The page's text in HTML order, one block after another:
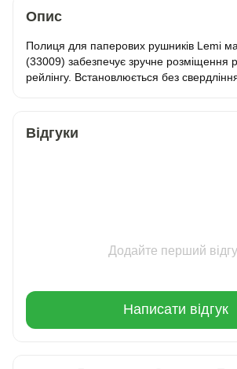
Опис
Полиця для паперових рушників Lemi
(33009) забезпечує зручне розміщення
рейлінгу. Встановлюється без
Відгуки
Додайте перший
Написати відгук